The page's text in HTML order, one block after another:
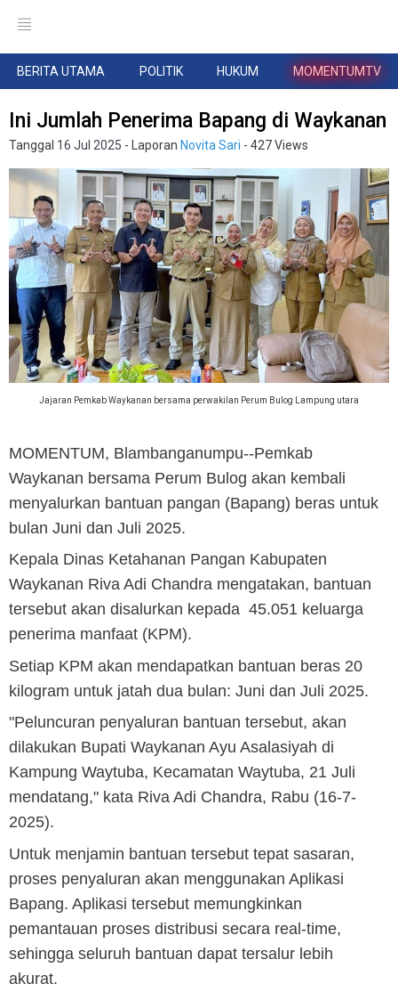
BERITA UTAMA POLITIK HUKUM MOMENTUMTV
Ini Jumlah Penerima Bapang di Waykanan
Tanggal 16 Jul 2025 - Laporan Novita Sari - 427 Views
Jajaran Pemkab Waykanan bersama perwakilan Perum Bulog Lampung utara
MOMENTUM, Blambanganumpu--Pemkab
Waykanan bersama Perum Bulog akan kembali
menyalurkan bantuan pangan (Bapang) beras untuk
bulan Juni dan Juli 2025.
Kepala Dinas Ketahanan Pangan Kabupaten
Waykanan Riva Adi Chandra mengatakan, bantuan
tersebut akan disalurkan kepada 45.051 keluarga
penerima manfaat (KPM).
Setiap KPM akan mendapatkan bantuan beras 20
kilogram untuk jatah dua bulan: Juni dan Juli 2025.
"Peluncuran penyaluran bantuan tersebut, akan
dilakukan Bupati Waykanan Ayu Asalasiyah di
Kampung Waytuba, Kecamatan Waytuba, 21 Juli
mendatang," kata Riva Adi Chandra, Rabu (16-7-
2025).
Untuk menjamin bantuan tersebut tepat sasaran,
proses penyaluran akan menggunakan Aplikasi
Bapang. Aplikasi tersebut memungkinkan
pemantauan proses distribusi secara real-time,
sehingga seluruh bantuan dapat tersalur lebih
akurat.